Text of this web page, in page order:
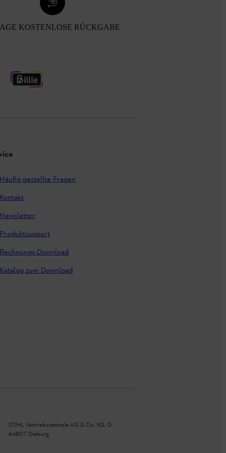
KOSTENLOSE RÜCKGABE
Häufig gestellte Fragen
Kontakt
Newsletter
Produktsupport
Rechnungs-Download
Katalog zum Download
STIHL Vertriebszentrale AG & Co. KG, D-
64807 Dieburg